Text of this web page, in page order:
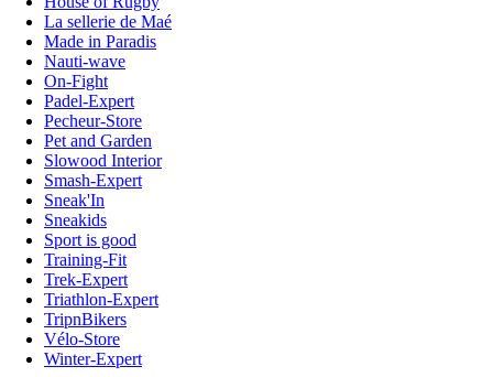
La sellerie de Maé
Made in Paradis
Nauti-wave
On-Fight
Padel-Expert
Pecheur-Store
Pet and Garden
Slowood Interior
Smash-Expert
Sneak'In
Sneakids
Sport is good
Training-Fit
Trek-Expert
Triathlon-Expert
TripnBikers
Vélo-Store
Winter-Expert